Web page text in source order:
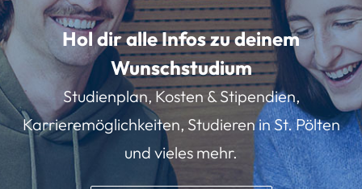
Hol dir alle Infos zu deinem
Wunschstudium
Studienplan, Kosten & Stipendien,
Karrieremöglichkeiten, Studieren in St. Pölten
und vieles mehr.